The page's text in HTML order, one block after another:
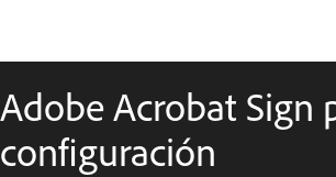
Adobe Acrobat Sign
configuración